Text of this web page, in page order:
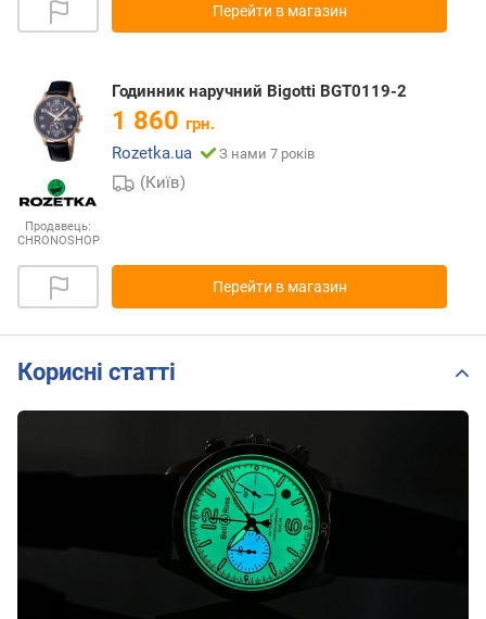
Перейти в магазин
Продавець:
CHRONOSHOP
Годинник наручний Bigotti BGT0119-2
1 860 грн.
Rozetka.ua
З нами 7 років
(Київ)
Перейти в магазин
Корисні статті